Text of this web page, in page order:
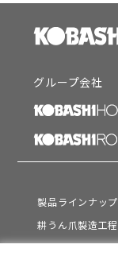
グループ会社
製品ラインナップ
耕うん爪製造工程
サポート